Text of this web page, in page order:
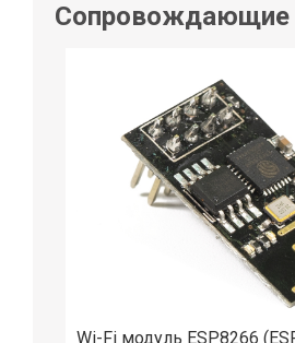
Сопровождающие
Wi-Fi модуль ESP8266